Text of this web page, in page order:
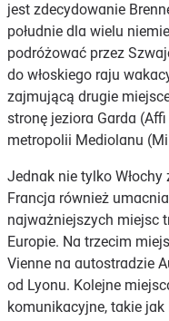
jest zdecydowanie
południe dla wielu
podróżować przez
do włoskiego raju
zajmującą drugie
stronę jeziora Garda
metropolii Mediolanu
Jednak nie tylko
Francja również
najważniejszych miejsc
Europie. Na trzecim
Vienne na autostradzie
od Lyonu. Kolejne
komunikacyjne, takie jak